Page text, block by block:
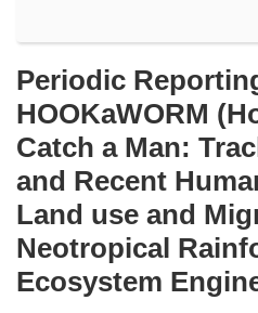
Periodic
HOOKaWORM
Catch a Man:
and Recent
Land use and
Neotropical
Ecosystem